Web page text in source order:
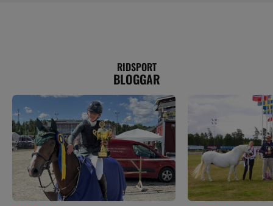
RIDSPORT
BLOGGAR